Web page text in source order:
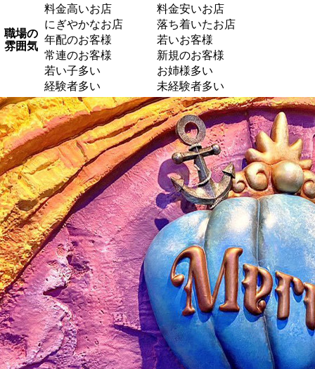
職場の
雰囲気
料金高いお店
料金安いお店
にぎやかなお店
落ち着いたお店
年配のお客様
若いお客様
常連のお客様
新規のお客様
若い子多い
お姉様多い
経験者多い
未経験者多い